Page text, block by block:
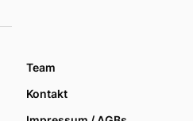
Team
Kontakt